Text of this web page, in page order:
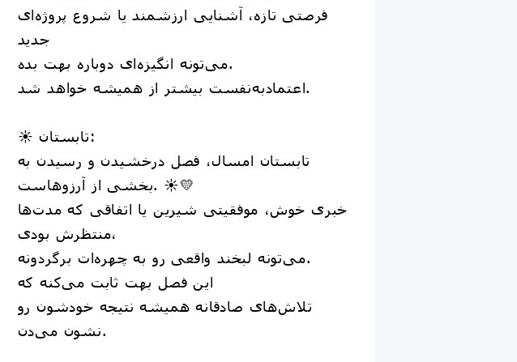
فرصتی تازه، آشنایی ارزشمند یا شروع پروژه‌ای
جدید
می‌تونه انگیزه‌ای دوباره بهت بده.
اعتمادبه‌نفست بیشتر از همیشه خواهد شد.
☀️ تابستان:
تابستان امسال، فصل درخشیدن و رسیدن به
بخشی از آرزوهاست. ☀️💛
خبری خوش، موفقیتی شیرین یا اتفاقی که مدت‌ها
منتظرش بودی،
می‌تونه لبخند واقعی رو به چهره‌ات برگردونه.
این فصل بهت ثابت می‌کنه که
تلاش‌های صادقانه همیشه نتیجه خودشون رو
نشون می‌دن.